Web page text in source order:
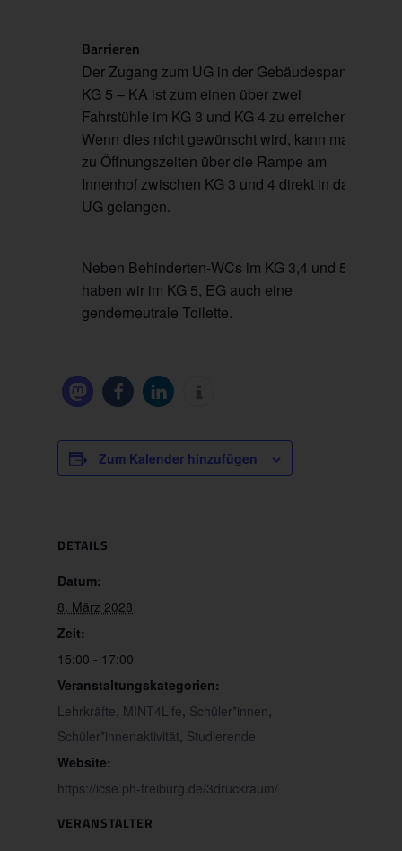
Barrieren
Der Zugang zum UG in der Gebäudespange
KG 5 – KA ist zum einen über zwei
Fahrstühle im KG 3 und KG 4 zu erreichen.
Wenn dies nicht gewünscht wird, kann man
zu Öffnungszeiten über die Rampe am
Innenhof zwischen KG 3 und 4 direkt in das
UG gelangen.
Neben Behinderten-WCs im KG 3,4 und 5
haben wir im KG 5, EG auch eine
genderneutrale Toilette.
Zum Kalender hinzufügen
DETAILS
Datum:
8. März 2028
Zeit:
15:00 - 17:00
Veranstaltungskategorien:
Lehrkräfte, MINT4Life, Schüler*innen,
Schüler*innenaktivität, Studierende
Website:
https://icse.ph-freiburg.de/3druckraum/
VERANSTALTER